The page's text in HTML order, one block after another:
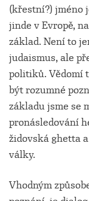
(křestní?) jméno
jinde v Evropě,
základ. Není to
judaismus, ale
politiků. Vědomí
být rozumné
základu jsme se
pronásledování
židovská ghetta
války.
Vhodným